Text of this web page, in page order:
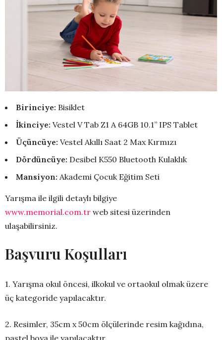
Birinciye: Bisiklet
İkinciye: Vestel V Tab Z1 A 64GB 10.1” IPS Tablet
Üçüncüye: Vestel Akıllı Saat 2 Max Kırmızı
Dördüncüye: Desibel K550 Bluetooth Kulaklık
Mansiyon: Akademi Çocuk Eğitim Seti
Yarışma ile ilgili detaylı bilgiye
www.memorial.com.tr web sitesi üzerinden
ulaşabilirsiniz.
Başvuru Koşulları
1. Yarışma okul öncesi, ilkokul ve ortaokul olmak üzere
üç kategoride yapılacaktır.
2. Resimler, 35cm x 50cm ölçülerinde resim kağıdına,
pastel boya ile yapılacaktır.